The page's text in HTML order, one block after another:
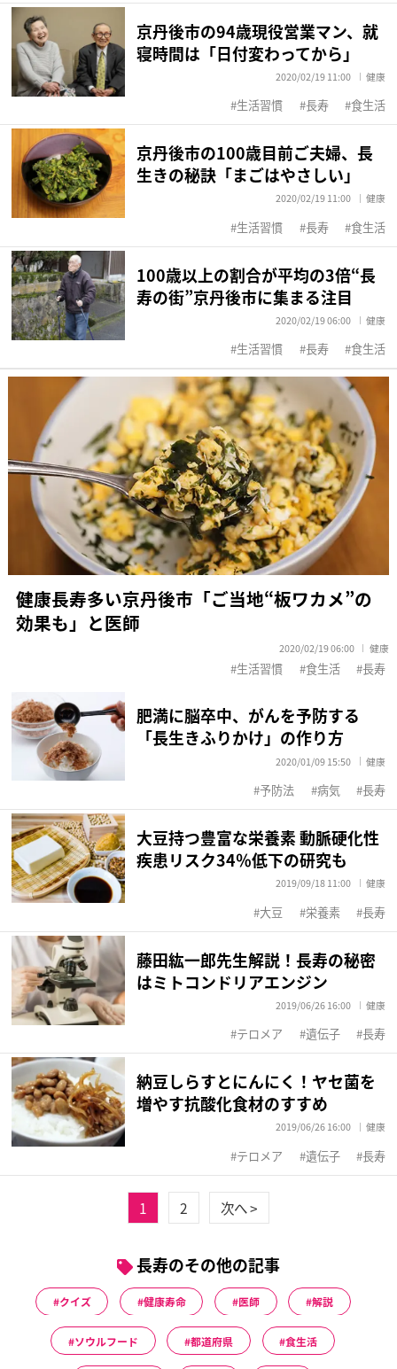
京丹後市の94歳現役営業マン、就
寝時間は「日付変わってから」
2020/02/19 11:00 健康
生活習慣 長寿 食生活
京丹後市の100歳目前ご夫婦、長
生きの秘訣「まごはやさしい」
2020/02/19 11:00 健康
生活習慣 長寿 食生活
100歳以上の割合が平均の3倍“長
寿の街”京丹後市に集まる注目
2020/02/19 06:00 健康
生活習慣 長寿 食生活
健康長寿多い京丹後市「ご当地“板ワカメ”の
効果も」と医師
2020/02/19 06:00 健康
生活習慣 食生活 長寿
肥満に脳卒中、がんを予防する
「長生きふりかけ」の作り方
2020/01/09 15:50 健康
予防法 病気 長寿
大豆持つ豊富な栄養素 動脈硬化性
疾患リスク34％低下の研究も
2019/09/18 11:00 健康
大豆 栄養素 長寿
藤田紘一郎先生解説！長寿の秘密
はミトコンドリアエンジン
2019/06/26 16:00 健康
テロメア 遺伝子 長寿
納豆しらすとにんにく！ヤセ菌を
増やす抗酸化食材のすすめ
2019/06/26 16:00 健康
テロメア 遺伝子 長寿
1 2 次へ >
長寿のその他の記事
クイズ 健康寿命 医師 解説
ソウルフード 都道府県 食生活